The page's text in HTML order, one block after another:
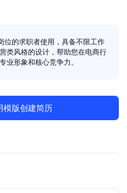
位的求职者使用，具备不限工作
类风格的设计，帮助您在电商行
业形象和核心竞争力。
模版创建简历